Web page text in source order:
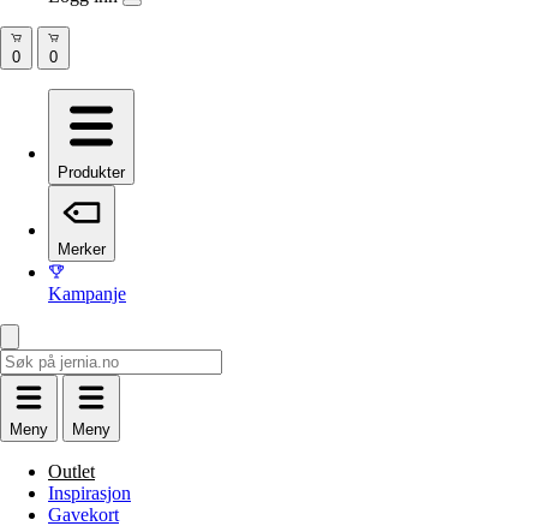
Produkter
Merker
Kampanje
Meny Meny
Outlet
Inspirasjon
Gavekort